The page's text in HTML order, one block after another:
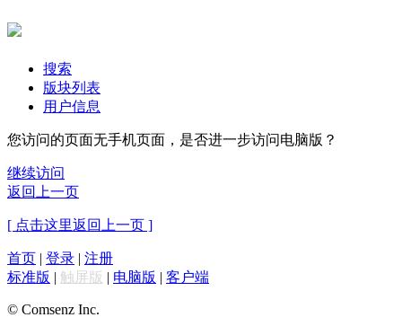
搜索
版块列表
用户信息
您访问的页面无手机页面，是否进一步访问电脑版？
继续访问
返回上一页
[ 点击这里返回上一页 ]
首页 | 登录 | 注册
标准版 | 触屏版 | 电脑版 | 客户端
© Comsenz Inc.